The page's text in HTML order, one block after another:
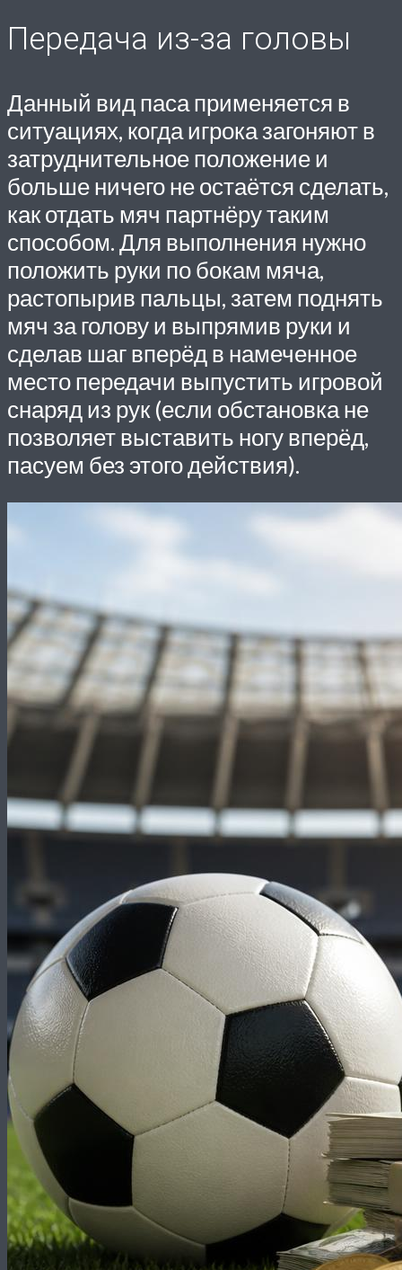
Передача из-за головы
Данный вид паса применяется в
ситуациях, когда игрока загоняют в
затруднительное положение и
больше ничего не остаётся сделать,
как отдать мяч партнёру таким
способом. Для выполнения нужно
положить руки по бокам мяча,
растопырив пальцы, затем поднять
мяч за голову и выпрямив руки и
сделав шаг вперёд в намеченное
место передачи выпустить игровой
снаряд из рук (если обстановка не
позволяет выставить ногу вперёд,
пасуем без этого действия).